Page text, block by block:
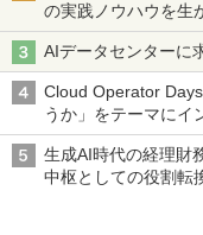
の実践ノウハウを生
AIデータセンターに
Cloud Operator
うか」をテーマにイ
生成AI時代の経理
中枢としての役割転